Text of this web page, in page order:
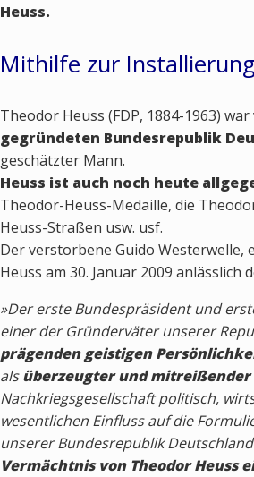
Heuss.
Mithilfe zur
Theodor Heuss (FDP, 1884-1963)
gegründeten Bundesrepublik
geschätzter Mann.
Heuss ist auch noch heute
Theodor-Heuss-Medaille, die
Heuss-Straßen usw. usf.
Der verstorbene Guido
Heuss am 30. Januar 2009
»Der erste Bundespräsident und
einer der Gründerväter unserer
prägenden geistigen
alsüberzeugter und
Nachkriegsgesellschaft politisch,
wesentlichen Einfluss auf die
unserer Bundesrepublik
Vermächtnis von Theodor Heuss